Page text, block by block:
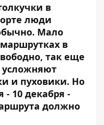
в
люди
Мало
в
так еще
и пуховики. Но
- 10 декабря -
должно